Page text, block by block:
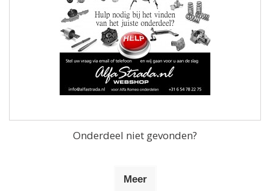
Onderdeel niet gevonden?
Meer